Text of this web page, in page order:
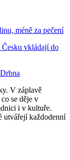
méně za pečení
vkládají do
V záplavě
se děje v
i v kultuře.
utvářejí každodenní